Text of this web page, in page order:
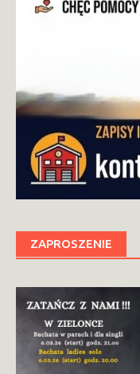
ZAPROSZENIE